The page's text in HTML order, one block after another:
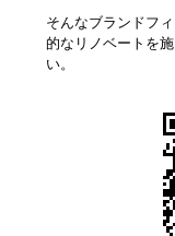
そんなブランドフ
的なリノベートを
い。